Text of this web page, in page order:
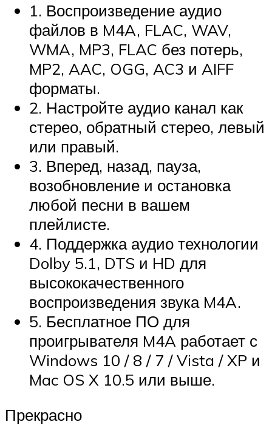
1. Воспроизведение аудио
файлов в M4A, FLAC, WAV,
WMA, MP3, FLAC без потерь,
MP2, AAC, OGG, AC3 и AIFF
форматы.
2. Настройте аудио канал как
стерео, обратный стерео, левый
или правый.
3. Вперед, назад, пауза,
возобновление и остановка
любой песни в вашем
плейлисте.
4. Поддержка аудио технологии
Dolby 5.1, DTS и HD для
высококачественного
воспроизведения звука M4A.
5. Бесплатное ПО для
проигрывателя M4A работает с
Windows 10 / 8 / 7 / Vista / XP и
Mac OS X 10.5 или выше.
Прекрасно